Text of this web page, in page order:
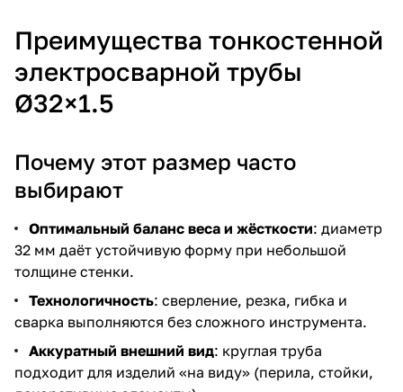
Преимущества тонкостенной
электросварной трубы
Ø32×1.5
Почему этот размер часто
выбирают
Оптимальный баланс веса и жёсткости: диаметр
32 мм даёт устойчивую форму при небольшой
толщине стенки.
Технологичность: сверление, резка, гибка и
сварка выполняются без сложного инструмента.
Аккуратный внешний вид: круглая труба
подходит для изделий «на виду» (перила, стойки,